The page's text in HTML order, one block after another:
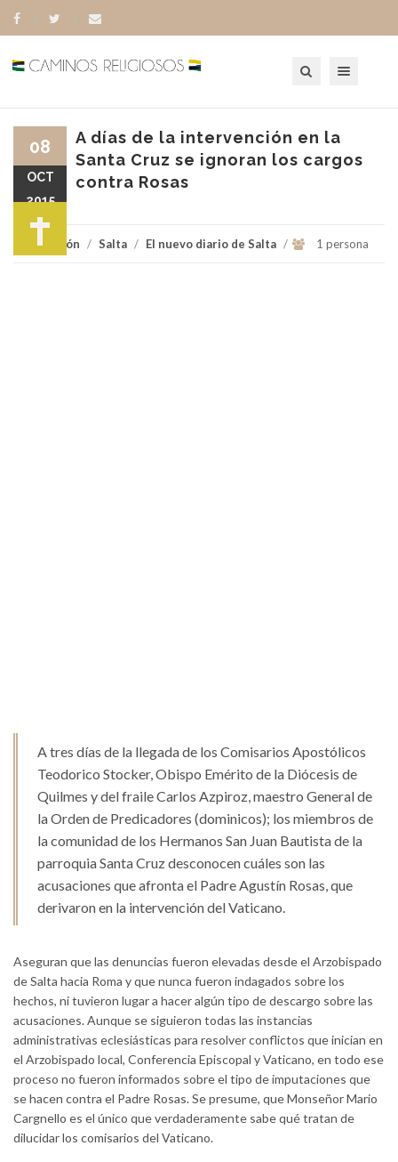
A días de la intervención en la
Santa Cruz se ignoran los cargos
contra Rosas
Religión / Salta / El nuevo diario de Salta / 1 persona
08
OCT
2015
A tres días de la llegada de los Comisarios Apostólicos
Teodorico Stocker, Obispo Emérito de la Diócesis de
Quilmes y del fraile Carlos Azpiroz, maestro General de
la Orden de Predicadores (dominicos); los miembros de
la comunidad de los Hermanos San Juan Bautista de la
parroquia Santa Cruz desconocen cuáles son las
acusaciones que afronta el Padre Agustín Rosas, que
derivaron en la intervención del Vaticano.
Aseguran que las denuncias fueron elevadas desde el Arzobispado
de Salta hacia Roma y que nunca fueron indagados sobre los
hechos, ni tuvieron lugar a hacer algún tipo de descargo sobre las
acusaciones. Aunque se siguieron todas las instancias
administrativas eclesiásticas para resolver conflictos que inician en
el Arzobispado local, Conferencia Episcopal y Vaticano, en todo ese
proceso no fueron informados sobre el tipo de imputaciones que
se hacen contra el Padre Rosas. Se presume, que Monseñor Mario
Cargnello es el único que verdaderamente sabe qué tratan de
dilucidar los comisarios del Vaticano.